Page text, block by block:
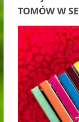
TOMÓW W